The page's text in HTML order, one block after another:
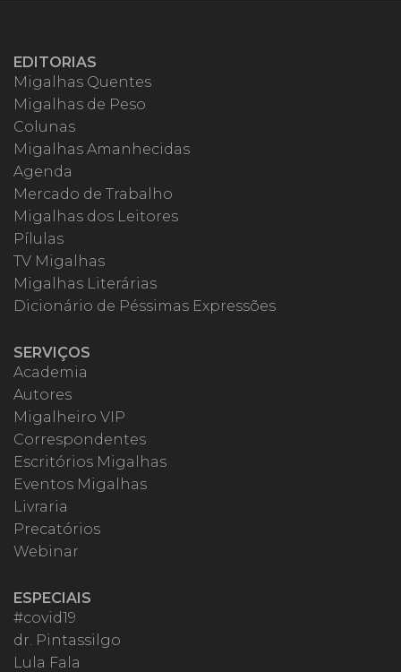
EDITORIAS
Migalhas Quentes
Migalhas de Peso
Colunas
Migalhas Amanhecidas
Agenda
Mercado de Trabalho
Migalhas dos Leitores
Pílulas
TV Migalhas
Migalhas Literárias
Dicionário de Péssimas Expressões
SERVIÇOS
Academia
Autores
Migalheiro VIP
Correspondentes
Escritórios Migalhas
Eventos Migalhas
Livraria
Precatórios
Webinar
ESPECIAIS
#covid19
dr. Pintassilgo
Lula Fala